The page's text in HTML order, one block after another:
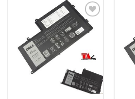
Add to
Wishlist